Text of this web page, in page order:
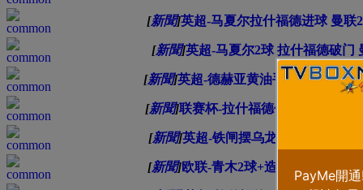
[新聞]英超-马夏尔拉什福德进球 曼联
[新聞]英超-马夏尔2球 拉什福德破门
[新聞]英超-德赫亚黄油手送礼 博格巴
[新聞]联赛杯-拉什福德传射 马夏尔进
[新聞]英超-铁闸摆乌龙 青木替补救主
[新聞]欧联-青木2球+造点 马塔传射